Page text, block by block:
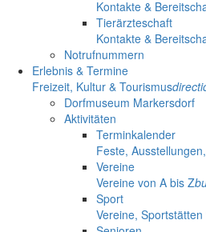
Kontakte &
Tierärzteschaft
Kontakte &
Notrufnummern
Erlebnis & Termine
Freizeit, Kultur & Tourismus
Dorfmuseum Markersdorf
Aktivitäten
Terminkalender
Feste,
Vereine
Vereine von A bis Z
Sport
Vereine,